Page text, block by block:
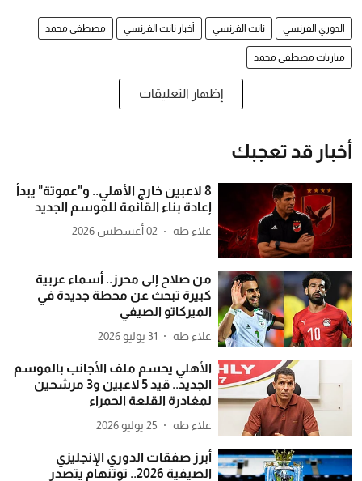
الدوري الفرنسي نانت الفرنسي أخبار نانت الفرنسي مصطفى محمد
مباريات مصطفى محمد
إظهار التعليقات
أخبار قد تعجبك
8 لاعبين خارج الأهلي.. و"عموتة" يبدأ
إعادة بناء القائمة للموسم الجديد
علاء طه 02 أغسطس 2026
من صلاح إلى محرز.. أسماء عربية
كبيرة تبحث عن محطة جديدة في
الميركاتو الصيفي
علاء طه 31 يوليو 2026
الأهلي يحسم ملف الأجانب بالموسم
الجديد.. قيد 5 لاعبين و3 مرشحين
لمغادرة القلعة الحمراء
علاء طه 25 يوليو 2026
أبرز صفقات الدوري الإنجليزي
الصيفية 2026.. توتنهام يتصدر